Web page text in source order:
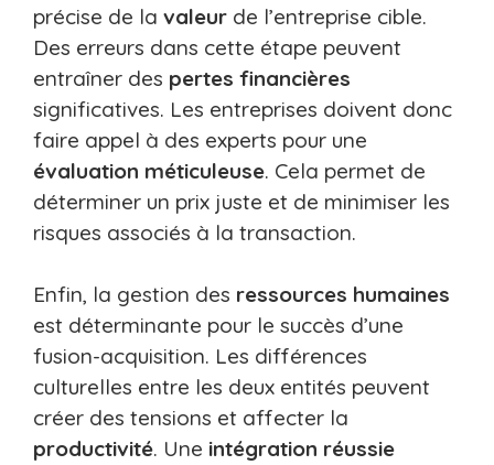
précise de la valeur de l’entreprise cible.
Des erreurs dans cette étape peuvent
entraîner des pertes financières
significatives. Les entreprises doivent donc
faire appel à des experts pour une
évaluation méticuleuse. Cela permet de
déterminer un prix juste et de minimiser les
risques associés à la transaction.
Enfin, la gestion des ressources humaines
est déterminante pour le succès d’une
fusion-acquisition. Les différences
culturelles entre les deux entités peuvent
créer des tensions et affecter la
productivité. Une intégration réussie